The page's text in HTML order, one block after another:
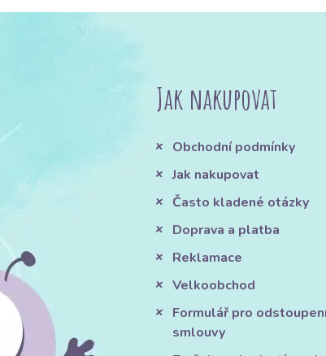
Jak nakupovat
Obchodní podmínky
Jak nakupovat
Často kladené otázky
Doprava a platba
Reklamace
Velkoobchod
Formulář pro
smlouvy